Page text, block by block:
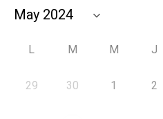
L M M J
29 30 1 2